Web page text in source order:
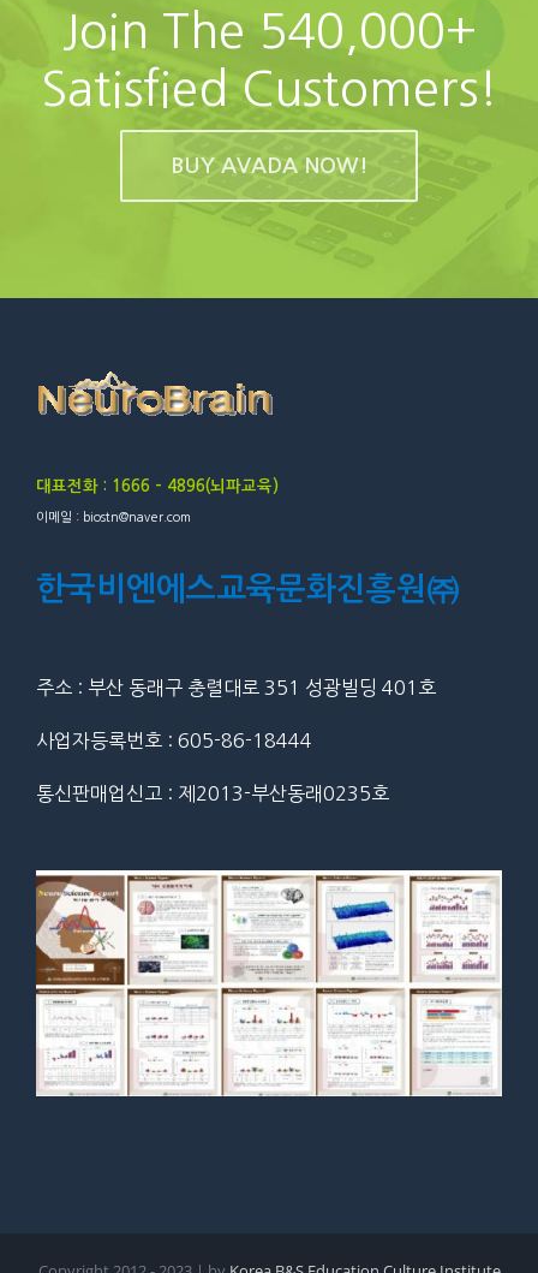
Join The 540,000+
Satisfied Customers!
BUY AVADA NOW!
대표전화 : 1666 – 4896(뇌파교육)
이메일 : biostn@naver.com
한국비엔에스교육문화진흥원㈜
주소 : 부산 동래구 충렬대로 351 성광빌딩 401호
사업자등록번호 : 605-86-18444
통신판매업신고 : 제2013-부산동래0235호